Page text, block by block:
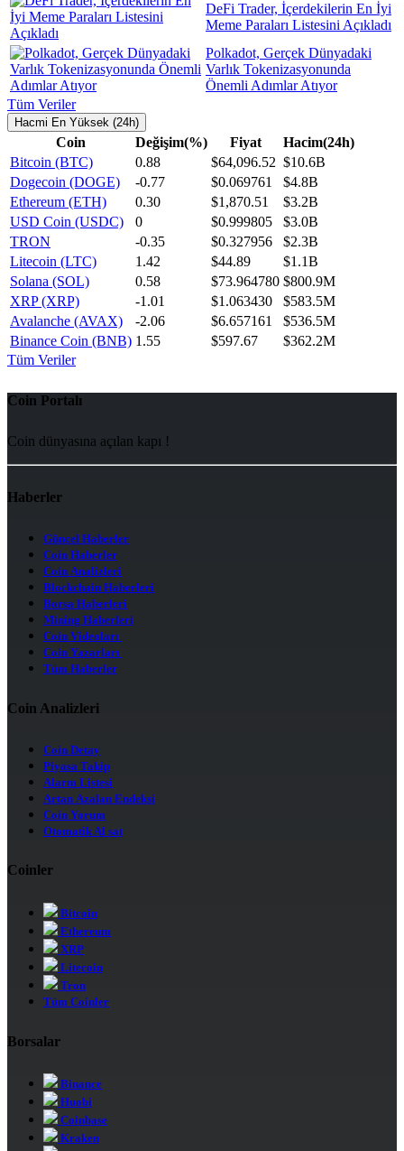
DeFi Trader, İçerdekilerin En İyi
Meme Paraları Listesini Açıkladı
Polkadot, Gerçek Dünyadaki
Varlık Tokenizasyonunda
Önemli Adımlar Atıyor
Tüm Veriler
Hacmi En Yüksek (24h)
Coin Değişim(%) Fiyat
Hacim(24h)
Bitcoin (BTC)
0.88 $64,096.52 $10.6B
Dogecoin (DOGE)
-0.77 $0.069761
$4.8B
Ethereum (ETH)
0.30 $1,870.51
$3.2B
USD Coin (USDC)
0 $0.999805
$3.0B
TRON
-0.35 $0.327956
$2.3B
Litecoin (LTC)
1.42 $44.89
$1.1B
Solana (SOL)
0.58 $73.964780 $800.9M
XRP (XRP)
-1.01 $1.063430
$583.5M
Avalanche (AVAX)
-2.06 $6.657161
$536.5M
Binance Coin (BNB) 1.55 $597.67
$362.2M
Tüm Veriler
Coin Portalı
Coin dünyasına açılan kapı !
Haberler
Güncel Haberler
Coin Haberler
Coin Analizleri
Blockchain Haberleri
Borsa Haberleri
Mining Haberleri
Coin Videoları
Coin Yazarları
Tüm Haberler
Coin Analizleri
Coin Detay
Piyasa Takip
Alarm Listesi
Artan Azalan Endeksi
Coin Yorum
Otomatik Al sat
Coinler
Bitcoin
Ethereum
XRP
Litecoin
Tron
Tüm Coinler
Borsalar
Binance
Huobi
Coinbase
Kraken